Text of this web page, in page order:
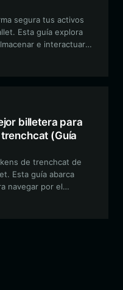
segura tus activos
Esta guía explora
e interactuar
de BabyMarsCoin
billetera para
(Guía
de trenchcat de
Esta guía abarca
navegar por el
activos y participar